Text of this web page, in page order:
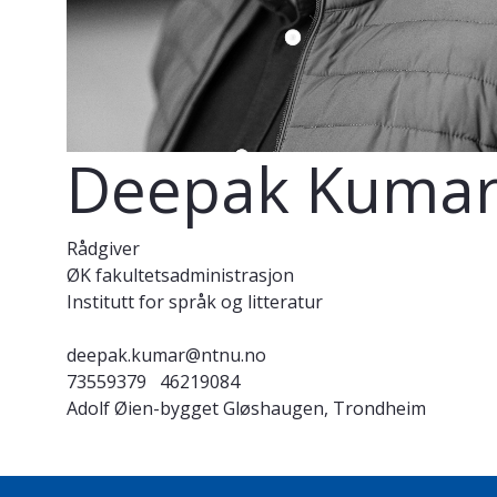
Deepak
Rådgiver
ØK fakultetsadministrasjon
Institutt for språk og litteratur
deepak.kumar@ntnu.no
73559379
46219084
Adolf Øien-bygget Gløshaugen, Trondheim